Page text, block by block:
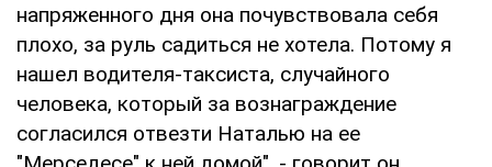
напряженного дня она почувствовала себя
плохо, за руль садиться не хотела. Потому я
нашел водителя-таксиста, случайного
человека, который за вознаграждение
согласился отвезти Наталью на ее